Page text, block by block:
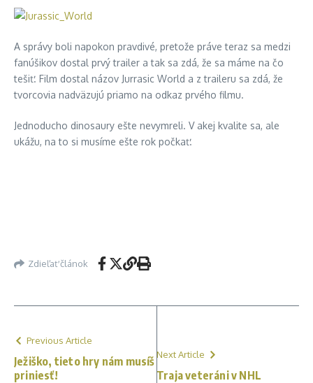
A správy boli napokon pravdivé, pretože práve teraz sa medzi
fanúšikov dostal prvý trailer a tak sa zdá, že sa máme na čo
tešiť. Film dostal názov Jurrasic World a z traileru sa zdá, že
tvorcovia nadväzujú priamo na odkaz prvého filmu.
Jednoducho dinosaury ešte nevymreli. V akej kvalite sa, ale
ukážu, na to si musíme ešte rok počkať.
Zdieľať článok
Previous Article
Ježiško, tieto hry nám musíš
priniesť!
Next Article
Traja veteráni v NHL